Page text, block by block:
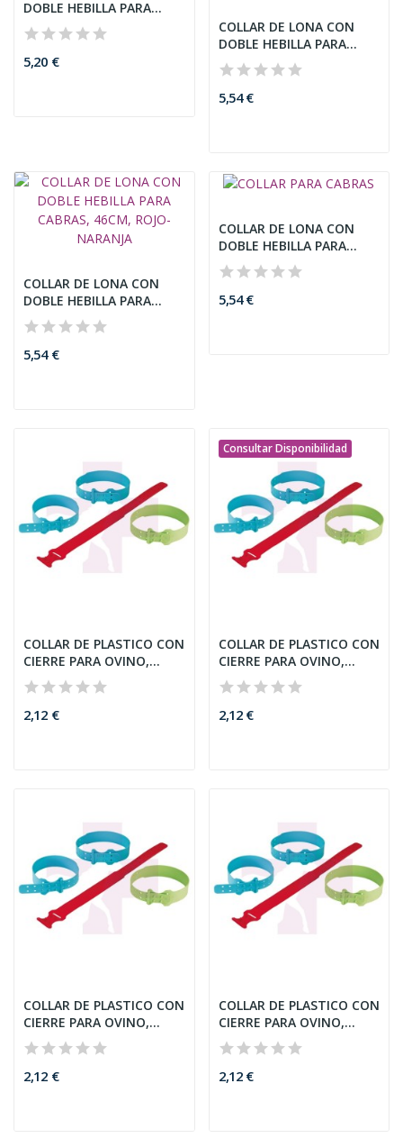
DOBLE HEBILLA PARA
CABRAS,...
5,20 €
COLLAR DE LONA CON
DOBLE HEBILLA PARA
CABRAS,...
5,54 €
COLLAR DE LONA CON
DOBLE HEBILLA PARA
CABRAS,...
5,54 €
COLLAR DE LONA CON
DOBLE HEBILLA PARA
CABRAS,...
5,54 €
COLLAR DE PLASTICO CON
CIERRE PARA OVINO,
56CM,...
2,12 €
Consultar Disponibilidad
COLLAR DE PLASTICO CON
CIERRE PARA OVINO,
56CM,...
2,12 €
COLLAR DE PLASTICO CON
CIERRE PARA OVINO,
56CM,...
2,12 €
COLLAR DE PLASTICO CON
CIERRE PARA OVINO,
56CM,...
2,12 €